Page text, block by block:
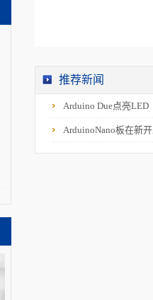
推荐新闻
Arduino Due点亮LED
ArduinoNano板在新